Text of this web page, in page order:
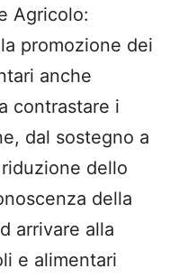
Agricolo:
promozione dei
anche
contrastare i
dal sostegno a
dello
della
arrivare alla
e alimentari